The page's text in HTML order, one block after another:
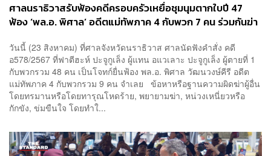
ศาลนราธิวาสรับฟ้องคดีครอบครัวเหยื่อชุมนุมตากใบปี 47
ฟ้อง ‘พล.อ. พิศาล’ อดีตแม่ทัพภาค 4 กับพวก 7 คน ร่วมกันฆ่า
วันนี้ (23 สิงหาคม) ที่ศาลจังหวัดนราธิวาส ศาลนัดฟังคำสั่ง คดี
อ578/2567 ที่ฟาตีฮะห์ ปะจูกูเล็ง ผู้แทน อแวเลาะ ปะจูกูเล็ง ผู้ตายที่ 1
กับพวกรวม 48 คน เป็นโจทก์ยื่นฟ้อง พล.อ. พิศาล วัฒนวงษ์คีรี อดีต
แม่ทัพภาค 4 กับพวกรวม 9 คน จำเลย ข้อหาหรือฐานความผิดฆ่าผู้อื่น
โดยทรมานหรือโดยทารุณโหดร้าย, พยายามฆ่า, หน่วงเหนี่ยวหรือ
กักขัง, ข่มขืนใจ โดยทำใ...